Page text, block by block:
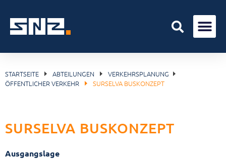
STARTSEITE ABTEILUNGEN
VERKEHRSPLANUNG
ÖFFENTLICHER VERKEHR
SURSELVA BUSKONZEPT
SURSELVA BUSKONZEPT
Ausgangslage